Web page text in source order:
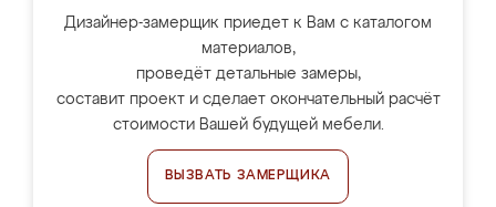
Дизайнер-замерщик приедет к Вам с каталогом
материалов,
проведёт детальные замеры,
составит проект и сделает окончательный расчёт
стоимости Вашей будущей мебели.
ВЫЗВАТЬ ЗАМЕРЩИКА